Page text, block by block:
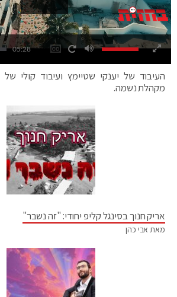
05:28
העיבוד של יענקי שטיימץ ועיבוד קולי של
מקהלת נשמה.
אריק חנוך בסינגל קליפ יחודי: "זה נשבר"
מאת אבי כהן